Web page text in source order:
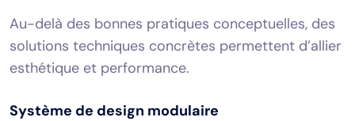
Au-delà des bonnes pratiques conceptuelles, des
solutions techniques concrètes permettent d’allier
esthétique et performance.
Système de design modulaire